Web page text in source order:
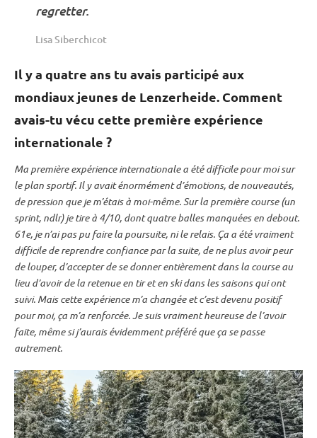
regretter.
Lisa Siberchicot
Il y a quatre ans tu avais participé aux
mondiaux jeunes de Lenzerheide. Comment
avais-tu vécu cette première expérience
internationale ?
Ma première expérience internationale a été difficile pour moi sur
le plan sportif. Il y avait énormément d’émotions, de nouveautés,
de pression que je m’étais à moi-même. Sur la première course (un
sprint, ndlr) je tire à 4/10, dont quatre balles manquées en debout.
61e, je n’ai pas pu faire la poursuite, ni lerelais. Ça a été vraiment
difficile de reprendre confiance par la suite, de ne plus avoir peur
de louper, d’accepter de se donner entièrement dans la course au
lieu d’avoir de la retenue en tir et en ski dans les saisons qui ont
suivi. Mais cette expérience m’a changée et c’est devenu positif
pour moi, ça m’a renforcée. Je suis vraiment heureuse de l’avoir
faite, même si j’aurais évidemment préféré que ça se passe
autrement.